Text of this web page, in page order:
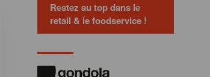
Restez au top dans le
retail & le foodservice !